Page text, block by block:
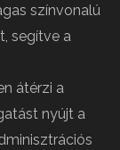
színvonalú
segítve a
átérzi a
nyújt a